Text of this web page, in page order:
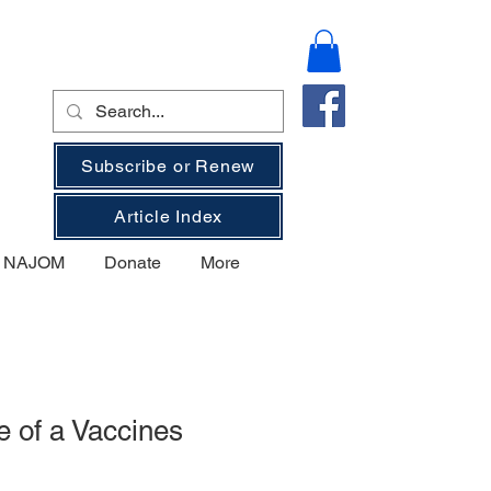
Subscribe or Renew
Article Index
Donate More
of a Vaccines